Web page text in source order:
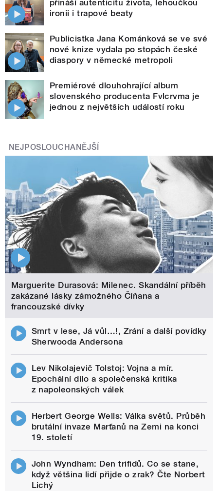
přináší autenticitu života, lehoučkou
ironii i trapové beaty
Publicistka Jana Kománková se ve své
nové knize vydala po stopách české
diaspory v německé metropoli
Premiérové dlouhohrající album
slovenského producenta Fvlcrvma je
jednou z největších událostí roku
NEJPOSLOUCHANĚJŠÍ
Marguerite Durasová: Milenec. Skandální příběh
zakázané lásky zámožného Číňana a
francouzské dívky
Smrt v lese, Já vůl…!, Zrání a další povídky
Sherwooda Andersona
Lev Nikolajevič Tolstoj: Vojna a mír.
Epochální dílo a společenská kritika
z napoleonských válek
Herbert George Wells: Válka světů. Průběh
brutální invaze Marťanů na Zemi na konci
19. století
John Wyndham: Den trifidů. Co se stane,
když většina lidí přijde o zrak? Čte Norbert
Lichý